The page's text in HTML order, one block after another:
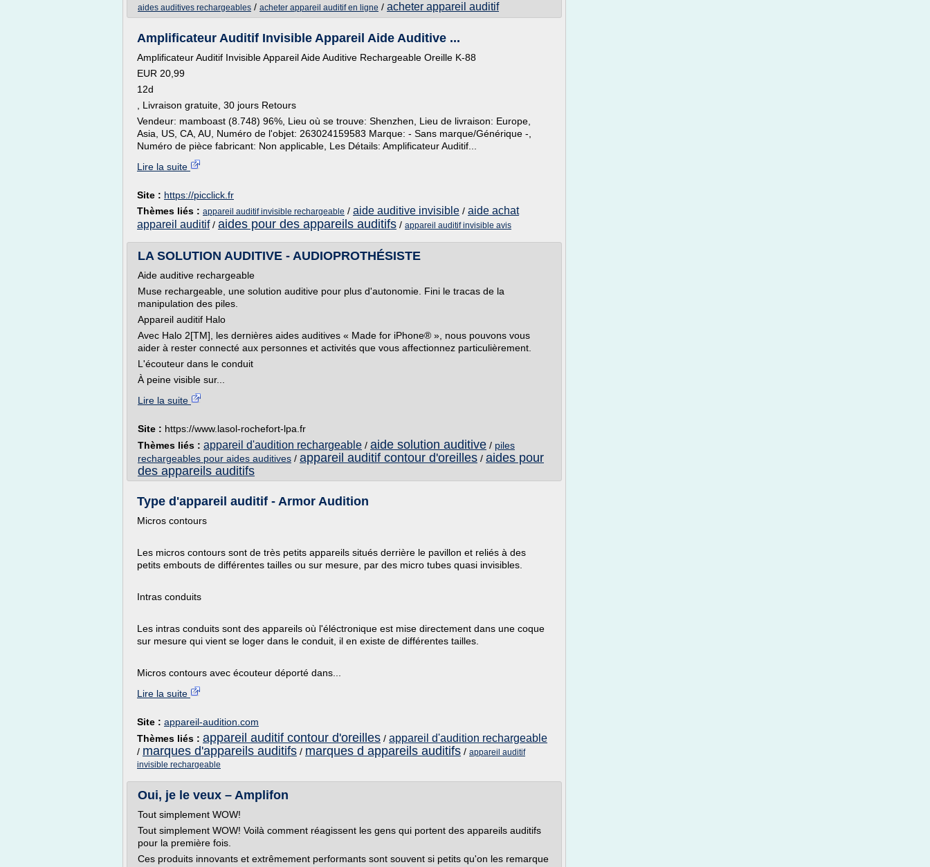
aides auditives rechargeables / acheter appareil auditif en ligne / acheter appareil auditif
Amplificateur Auditif Invisible Appareil Aide Auditive ...
Amplificateur Auditif Invisible Appareil Aide Auditive Rechargeable Oreille K-88
EUR 20,99
12d
, Livraison gratuite, 30 jours Retours
Vendeur: mamboast (8.748) 96%, Lieu où se trouve: Shenzhen, Lieu de livraison: Europe,
Asia, US, CA, AU, Numéro de l'objet: 263024159583 Marque: - Sans marque/Générique -,
Numéro de pièce fabricant: Non applicable, Les Détails: Amplificateur Auditif...
Lire la suite
Site : https://picclick.fr
Thèmes liés : appareil auditif invisible rechargeable / aide auditive invisible / aide achat
appareil auditif/ aides pour des appareils auditifs / appareil auditif invisible avis
LA SOLUTION AUDITIVE - AUDIOPROTHÉSISTE
Aide auditive rechargeable
Muse rechargeable, une solution auditive pour plus d'autonomie. Fini le tracas de la
manipulation des piles.
Appareil auditif Halo
Avec Halo 2[TM], les dernières aides auditives « Made for iPhone® », nous pouvons vous
aider à rester connecté aux personnes et activités que vous affectionnez particulièrement.
L'écouteur dans le conduit
À peine visible sur...
Lire la suite
Site : https://www.lasol-rochefort-lpa.fr
Thèmes liés : appareil d'audition rechargeable / aide solution auditive / piles
rechargeables pour aides auditives / appareil auditif contour d'oreilles / aides pour
des appareils auditifs
Type d'appareil auditif - Armor Audition
Micros contours
Les micros contours sont de très petits appareils situés derrière le pavillon et reliés à des
petits embouts de différentes tailles ou sur mesure, par des micro tubes quasi invisibles.
Intras conduits
Les intras conduits sont des appareils où l'éléctronique est mise directement dans une coque
sur mesure qui vient se loger dans le conduit, il en existe de différentes tailles.
Micros contours avec écouteur déporté dans...
Lire la suite
Site : appareil-audition.com
Thèmes liés : appareil auditif contour d'oreilles / appareil d'audition rechargeable
/ marques d'appareils auditifs / marques d appareils auditifs / appareil auditif
invisible rechargeable
Oui, je le veux – Amplifon
Tout simplement WOW!
Tout simplement WOW! Voilà comment réagissent les gens qui portent des appareils auditifs
pour la première fois.
Ces produits innovants et extrêmement performants sont souvent si petits qu'on les remarque